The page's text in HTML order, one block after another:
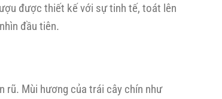
được thiết kế với sự tinh tế, toát lên
đầu tiên.
rũ. Mùi hương của trái cây chín như